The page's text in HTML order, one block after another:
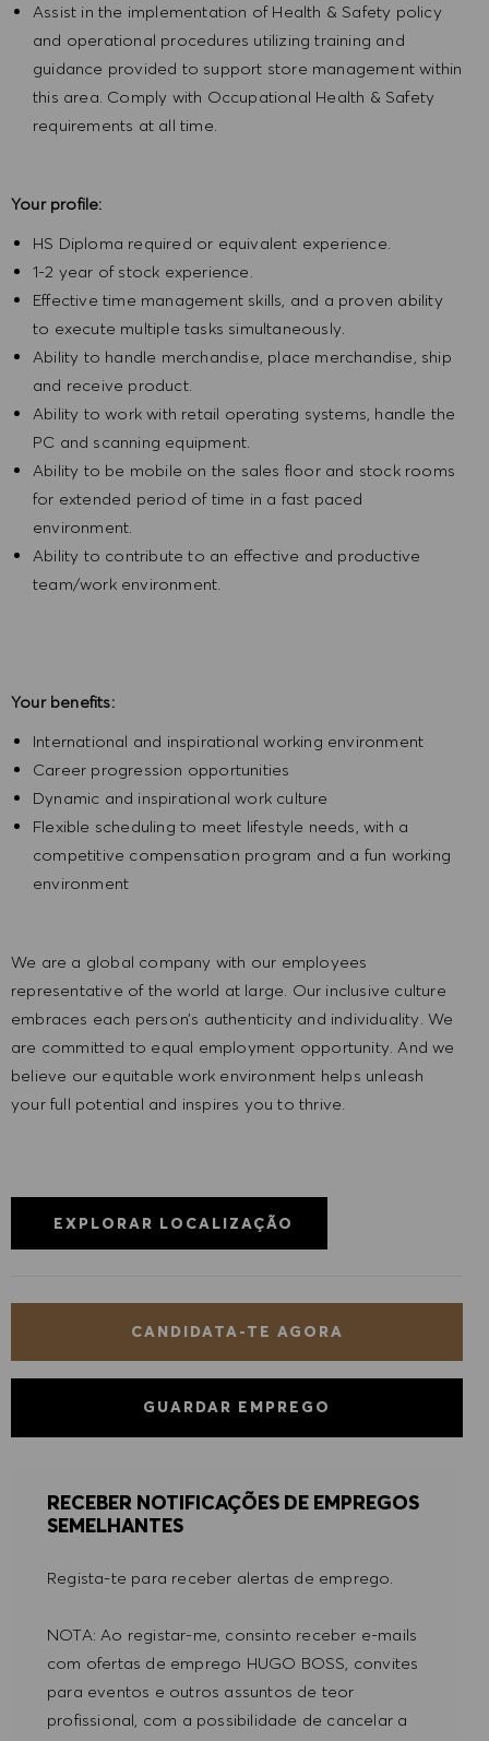
Assist in the implementation of Health & Safety policy
and operational procedures utilizing training and
guidance provided to support store management within
this area. Comply with Occupational Health & Safety
requirements at all time.
Your profile:
HS Diploma required or equivalent experience.
1-2 year of stock experience.
Effective time management skills, and a proven ability
to execute multiple tasks simultaneously.
Ability to handle merchandise, place merchandise, ship
and receive product.
Ability to work with retail operating systems, handle the
PC and scanning equipment.
Ability to be mobile on the sales floor and stock rooms
for extended period of time in a fast paced
environment.
Ability to contribute to an effective and productive
team/work environment.
Your benefits:
International and inspirational working environment
Career progression opportunities
Dynamic and inspirational work culture
Flexible scheduling to meet lifestyle needs, with a
competitive compensation program and a fun working
environment
We are a global company with our employees
representative of the world at large. Our inclusive culture
embraces each person’s authenticity and individuality. We
are committed to equal employment opportunity. And we
believe our equitable work environment helps unleash
your full potential and inspires you to thrive.
EXPLORAR LOCALIZAÇÃO
CANDIDATA-TE AGORA
GUARDAR EMPREGO
RECEBER NOTIFICAÇÕES DE EMPREGOS
SEMELHANTES
Regista-te para receber alertas de emprego.
NOTA: Ao registar-me, consinto receber e-mails
com ofertas de emprego HUGO BOSS, convites
para eventos e outros assuntos de teor
profissional, com a possibilidade de cancelar a